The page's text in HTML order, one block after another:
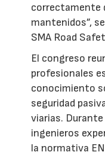
correctamente
mantenidos”,
SMA Road
El congreso
profesionales
conocimiento
seguridad
viarias.
ingenieros
la normativa